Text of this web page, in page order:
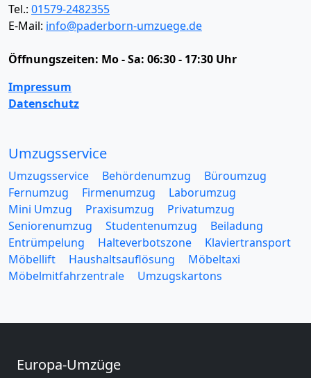
Tel.: 01579-2482355
E-Mail: info@paderborn-umzuege.de
Öffnungszeiten: Mo - Sa: 06:30 - 17:30 Uhr
Impressum
Datenschutz
Umzugsservice
Umzugsservice Behördenumzug
Büroumzug
Fernumzug
Firmenumzug
Laborumzug
Mini Umzug
Praxisumzug
Privatumzug
Seniorenumzug
Studentenumzug
Beiladung
Entrümpelung
Halteverbotszone
Klaviertransport
Möbellift
Haushaltsauflösung
Möbeltaxi
Möbelmitfahrzentrale
Umzugskartons
Europa-Umzüge